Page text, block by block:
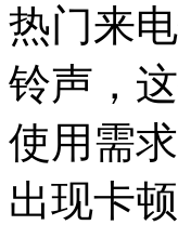
热门来
铃声，
使用需
出现卡顿